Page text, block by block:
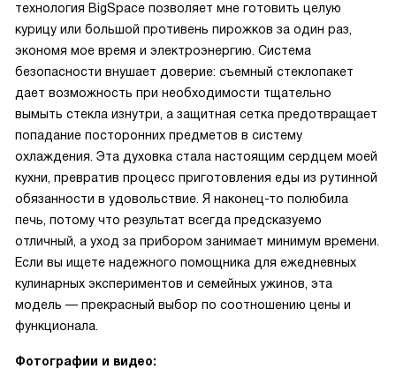
технология BigSpace позволяет мне готовить целую
курицу или большой противень пирожков за один раз,
экономя мое время и электроэнергию. Система
безопасности внушает доверие: съемный стеклопакет
дает возможность при необходимости тщательно
вымыть стекла изнутри, а защитная сетка предотвращает
попадание посторонних предметов в систему
охлаждения. Эта духовка стала настоящим сердцем моей
кухни, превратив процесс приготовления еды из рутинной
обязанности в удовольствие. Я наконец-то полюбила
печь, потому что результат всегда предсказуемо
отличный, а уход за прибором занимает минимум времени.
Если вы ищете надежного помощника для ежедневных
кулинарных экспериментов и семейных ужинов, эта
модель — прекрасный выбор по соотношению цены и
функционала.
Фотографии и видео: